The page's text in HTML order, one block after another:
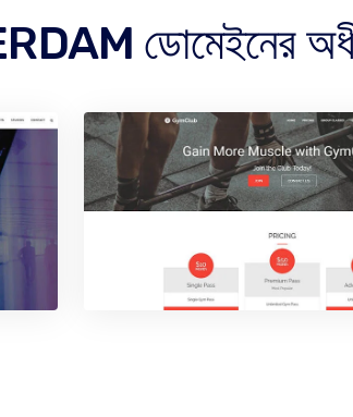
ডোমেইনের